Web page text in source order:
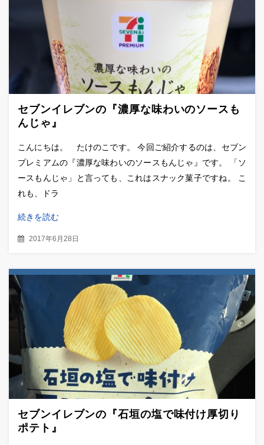
セブンイレブンの『濃厚な味わいのソースも
んじゃ』
こんにちは。 たけのこです。 今回ご紹介するのは、セブン
プレミアムの『濃厚な味わいのソースもんじゃ』です。 「ソ
ースもんじゃ」と言っても、これはスナック菓子ですね。 こ
れも、ドラ
続きを読む
2017年6月28日
セブンイレブンの『石垣の塩で味付け厚切り
ポテト』